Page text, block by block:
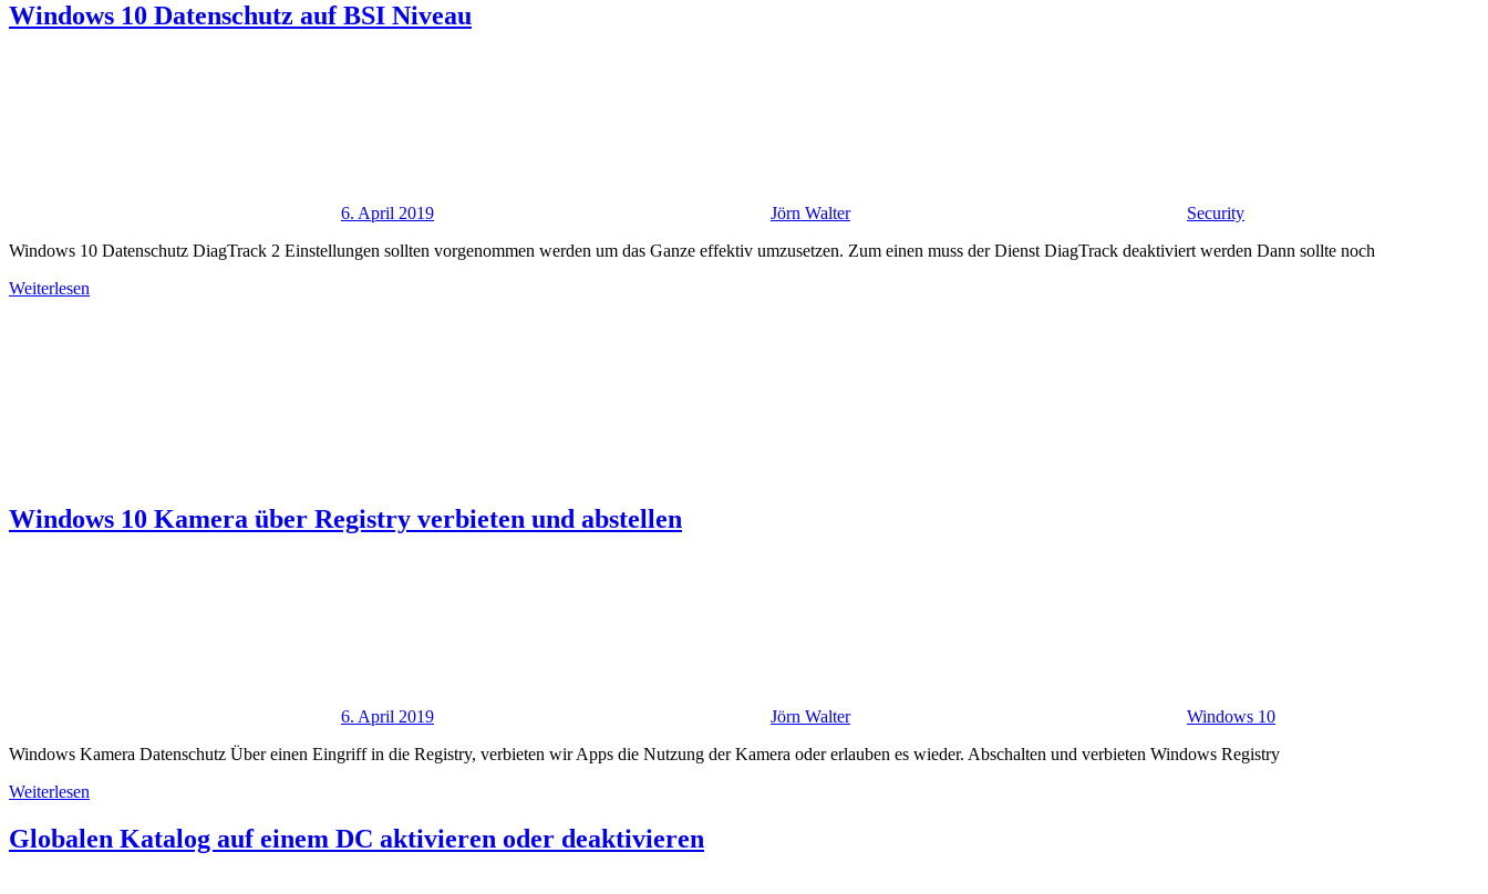
Windows 10 Datenschutz auf BSI Niveau
6. April 2019 Jörn Walter
Security
Windows 10 Datenschutz DiagTrack 2 Einstellungen sollten vorgenommen werden um das Ganze effektiv umzusetzen. Zum einen muss der Dienst DiagTrack deaktiviert werden Dann sollte noch
Weiterlesen
Windows 10 Kamera über Registry verbieten und abstellen
6. April 2019 Jörn Walter
Windows 10
Windows Kamera Datenschutz Über einen Eingriff in die Registry, verbieten wir Apps die Nutzung der Kamera oder erlauben es wieder. Abschalten und verbieten Windows Registry
Weiterlesen
Globalen Katalog auf einem DC aktivieren oder deaktivieren